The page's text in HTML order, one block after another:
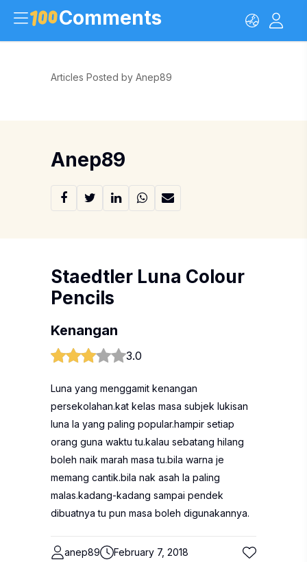
Comments
Articles Posted by Anep89
Anep89
Staedtler Luna Colour
Pencils
Kenangan
3.0
Luna yang menggamit kenangan
persekolahan.kat kelas masa subjek lukisan
luna la yang paling popular.hampir setiap
orang guna waktu tu.kalau sebatang hilang
boleh naik marah masa tu.bila warna je
memang cantik.bila nak asah la paling
malas.kadang-kadang sampai pendek
dibuatnya tu pun masa boleh digunakannya.
anep89 February 7, 2018